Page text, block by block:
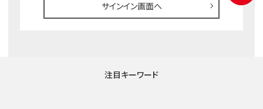
サインイン画面へ
注目キーワード